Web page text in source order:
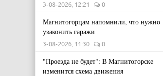
3-08-2026, 12:21 0
Магнитогорцам напомнили, что нужно
узаконить гаражи
3-08-2026, 11:30 0
"Проезда не будет": В Магнитогорске
изменится схема движения